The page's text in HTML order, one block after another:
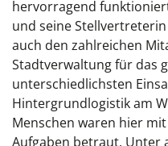
hervorragend
und seine
auch den zahlreichen
Stadtverwaltung für das
unterschiedlichsten
Hintergrundlogistik am
Menschen waren hier
Aufgaben betraut. Unter